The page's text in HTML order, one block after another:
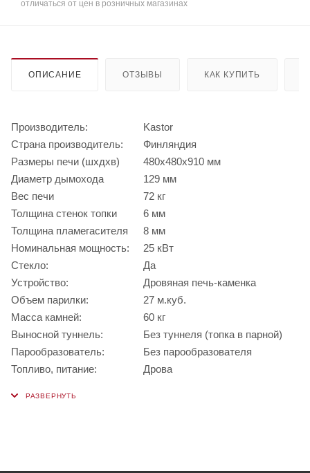
отличаться от цен в розничных магазинах
ОПИСАНИЕ ОТЗЫВЫ КАК КУПИТЬ
Производитель:
Kastor
Страна производитель:
Финляндия
Размеры печи (шхдхв)
480х480х910 мм
Диаметр дымохода
129 мм
Вес печи
72 кг
Толщина стенок топки
6 мм
Толщина пламегасителя
8 мм
Номинальная мощность:
25 кВт
Стекло:
Да
Устройство:
Дровяная печь-каменка
Объем парилки:
27 м.куб.
Масса камней:
60 кг
Выносной туннель:
Без туннеля (топка в парной)
Парообразователь:
Без парообразователя
Топливо, питание:
Дрова